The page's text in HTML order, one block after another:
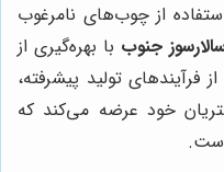
از چوب‌های نامرغوب
جنوب با بهره‌گیری از
تولید پیشرفته،
خود عرضه می‌کند که